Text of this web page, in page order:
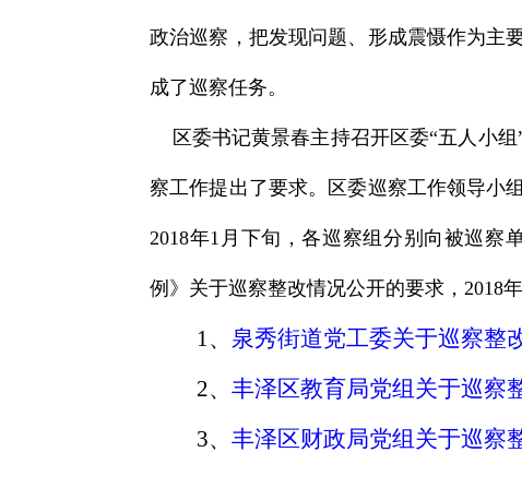
政治巡察，把发现问题、形成震慑作为主
成了巡察任务。
区委书记黄景春主持召开区委“五人小组
察工作提出了要求。区委巡察工作领导小
2018年1月下旬，各巡察组分别向被巡察
例》关于巡察整改情况公开的要求，2018
1、 泉秀街道党工委关于巡察整
2、 丰泽区教育局党组关于巡察
3、 丰泽区财政局党组关于巡察